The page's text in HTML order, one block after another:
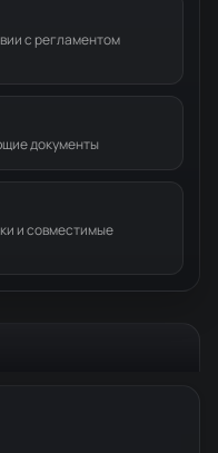
с регламентом
документы
и совместимые